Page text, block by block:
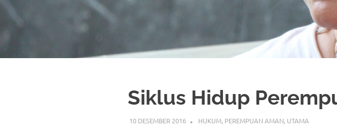
Siklus Hidup
10 DESEMBER 2016 HUKUM, PEREMPUAN AMAN, UTAMA